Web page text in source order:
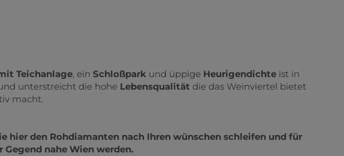
Teichanlage, ein Schloßpark und üppige Heurigendichte ist in
unterstreicht die hohe Lebensqualität die das Weinviertel bietet
macht.
hier den Rohdiamanten nach Ihren wünschen schleifen und für
nahe Wien werden.